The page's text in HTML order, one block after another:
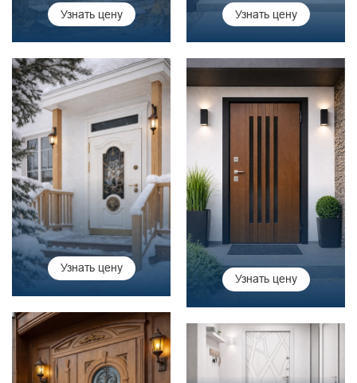
Узнать цену Узнать цену
Узнать цену
Узнать цену